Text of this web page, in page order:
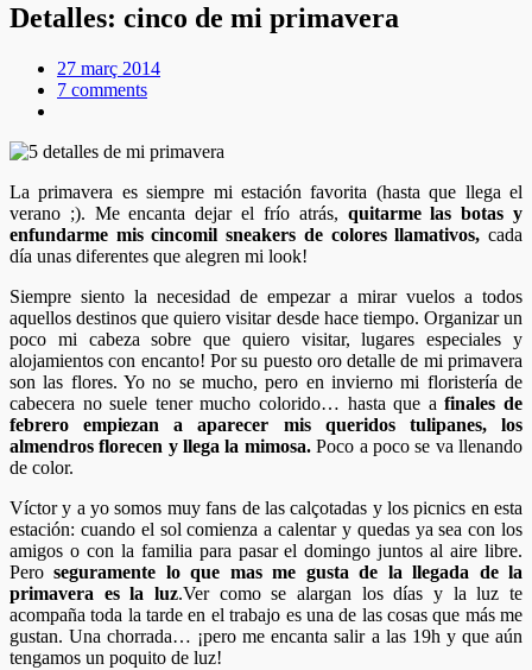
Detalles: cinco de mi primavera
27 març 2014
7 comments
La primavera es siempre mi estación favorita (hasta que llega el
verano ;). Me encanta dejar el frío atrás, quitarme las botas y
enfundarme mis cincomil sneakers de colores llamativos, cada
día unas diferentes que alegren mi look!
Siempre siento la necesidad de empezar a mirar vuelos a todos
aquellos destinos que quiero visitar desde hace tiempo. Organizar un
poco mi cabeza sobre que quiero visitar, lugares especiales y
alojamientos con encanto! Por su puesto oro detalle de mi primavera
son las flores. Yo no se mucho, pero en invierno mi floristería de
cabecera no suele tener mucho colorido… hasta que afinales de
febrero empiezan a aparecer mis queridos tulipanes, los
almendros florecen y llega la mimosa.Poco a poco se va llenando
de color.
Víctor y a yo somos muy fans de las calçotadas y los picnics en esta
estación: cuando el sol comienza a calentar y quedas ya sea con los
amigos o con la familia para pasar el domingo juntos al aire libre.
Peroseguramente lo que mas me gusta de la llegada de la
primavera es la luz.Ver como se alargan los días y la luz te
acompaña toda la tarde en el trabajo es una de las cosas que más me
gustan. Una chorrada… ¡pero me encanta salir a las 19h y que aún
tengamos un poquito de luz!